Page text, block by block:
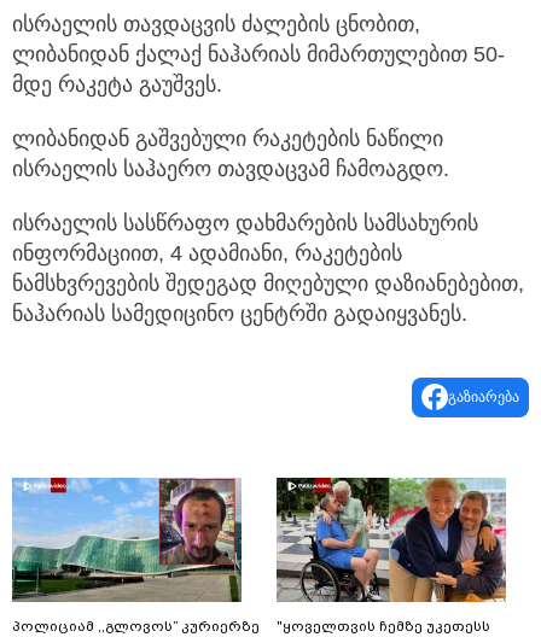
ისრაელის თავდაცვის ძალების ცნობით,
ლიბანიდან ქალაქ ნაჰარიას მიმართულებით 50-
მდე რაკეტა გაუშვეს.
ლიბანიდან გაშვებული რაკეტების ნაწილი
ისრაელის საჰაერო თავდაცვამ ჩამოაგდო.
ისრაელის სასწრაფო დახმარების სამსახურის
ინფორმაციით, 4 ადამიანი, რაკეტების
ნამსხვრევების შედეგად მიღებული დაზიანებებით,
ნაჰარიას სამედიცინო ცენტრში გადაიყვანეს.
გაზიარება
პოლიციამ ,,გლოვოს” კურიერზე
"ყოველთვის ჩემზე უკეთესს